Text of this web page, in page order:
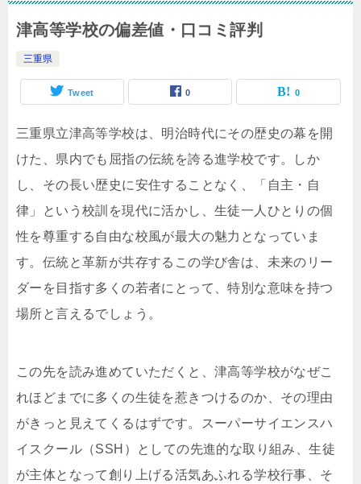
津高等学校の偏差値・口コミ評判
三重県
Tweet 0 0
三重県立津高等学校は、明治時代にその歴史の幕を開
けた、県内でも屈指の伝統を誇る進学校です。しか
し、その長い歴史に安住することなく、「自主・自
律」という校訓を現代に活かし、生徒一人ひとりの個
性を尊重する自由な校風が最大の魅力となっていま
す。伝統と革新が共存するこの学び舎は、未来のリー
ダーを目指す多くの若者にとって、特別な意味を持つ
場所と言えるでしょう。
この先を読み進めていただくと、津高等学校がなぜこ
れほどまでに多くの生徒を惹きつけるのか、その理由
がきっと見えてくるはずです。スーパーサイエンスハ
イスクール（SSH）としての先進的な取り組み、生徒
が主体となって創り上げる活気あふれる学校行事、そ